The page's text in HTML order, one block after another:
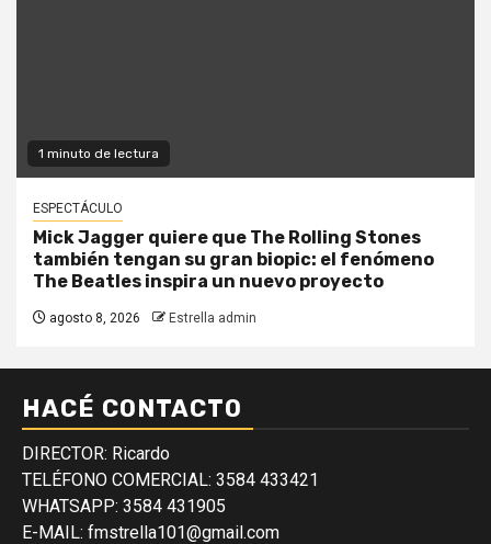
1 minuto de lectura
ESPECTÁCULO
Mick Jagger quiere que The Rolling Stones
también tengan su gran biopic: el fenómeno
The Beatles inspira un nuevo proyecto
agosto 8, 2026 Estrella admin
HACÉ CONTACTO
DIRECTOR: Ricardo
TELÉFONO COMERCIAL: 3584 433421
WHATSAPP: 3584 431905
E-MAIL: fmstrella101@gmail.com